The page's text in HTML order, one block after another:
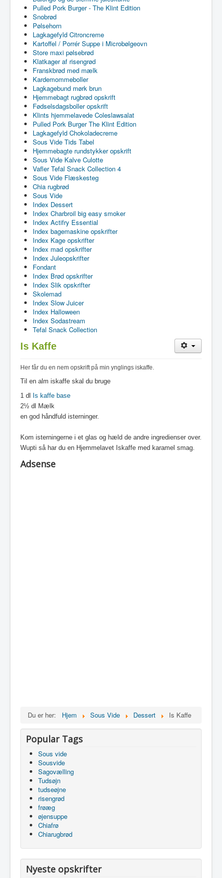
Pulled Pork Burger - The Klint Edition
Snobrød
Pølsehorn
Lagkagefyld Citroncreme
Kartoffel / Porrér Suppe i Microbølgeovn
Store maxi pølsebrød
Klatkager af risengrød
Franskbrød med mælk
Kardemommeboller
Lagkagebund mørk brun
Hjemmebagt rugbrød opskrift
Fødselsdagsboller opskrift
Klints hjemmelavede Coleslawsalat
Pulled Pork Burger The Klint Edition
Lagkagefyld Chokoladecreme
Sous Vide Tids Tabel
Hjemmebagte rundstykker opskrift
Sous Vide Kalve Culotte
Vafler Tefal Snack Collection 4
Sous Vide Flæskesteg
Chia rugbrød
Sous Vide
Index Dessert
Index Charbroil big easy smoker
Index Actifry Essential
Index bagemaskine opskrifter
Index Kage opskrifter
Index mad opskrifter
Index Juleopskrifter
Fondant
Index Brød opskrifter
Index Slik opskrifter
Skolemad
Index Slow Juicer
Index Halloween
Index Sodastream
Tefal Snack Collection
Is Kaffe
Her får du en nem opskrift på min ynglings iskaffe.
Til en alm iskaffe skal du bruge
1 dl Is kaffe base
2½ dl Mælk
en god håndfuld isterninger.
Kom isterningerne i et glas og hæld de andre ingredienser over.
Wupti så har du en Hjemmelavet Iskaffe med karamel smag.
Adsense
Du er her: Hjem Sous Vide Dessert Is Kaffe
Popular Tags
Sous vide
Sousvide
Sagovælling
Tudsøjn
tudseøjne
risengrød
frøæg
øjensuppe
Chiafrø
Chiarugbrød
Nyeste opskrifter